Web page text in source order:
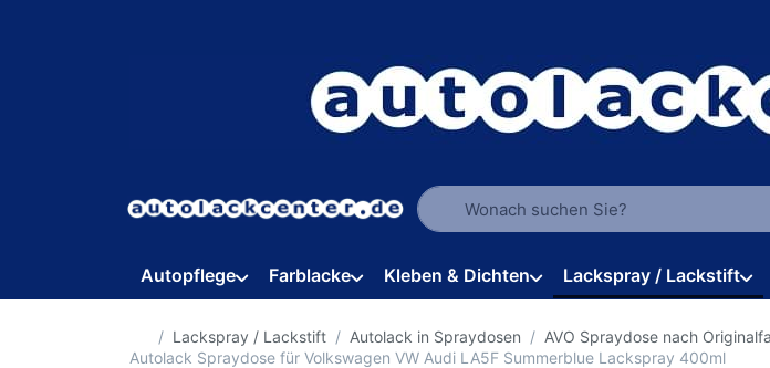
Geben Sie einen Suchbegriff ein. Während
Autopflege Farblacke Kleben & Dichten Lackspray / Lackstift
Startseite
Lackspray / Lackstift Autolack in Spraydosen AVO Spraydose nach
Autolack Spraydose für Volkswagen VW Audi LA5F Summerblue Lackspray 400ml